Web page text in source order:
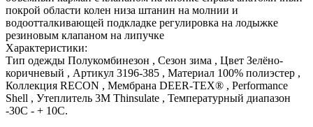
покрой области колен низа штанин на молнии и
водоотталкивающей подкладке регулировка на лодыжке
резиновым клапаном на липучке
Характеристики:
Тип одежды Полукомбинезон , Сезон зима , Цвет Зелёно-
коричневый , Артикул 3196-385 , Материал 100% полиэстер ,
Коллекция RECON , Мембрана DEER-TEX® , Performance
Shell , Утеплитель 3M Thinsulate , Температурный диапазон
-30С - + 10С.